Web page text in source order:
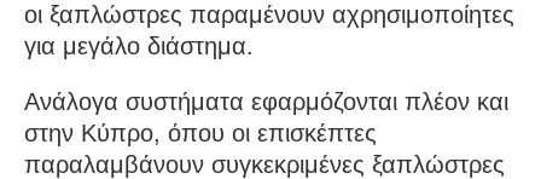
οι ξαπλώστρες παραμένουν αχρησιμοποίητες
για μεγάλο διάστημα.
Ανάλογα συστήματα εφαρμόζονται πλέον και
στην Κύπρο, όπου οι επισκέπτες
παραλαμβάνουν συγκεκριμένες ξαπλώστρες